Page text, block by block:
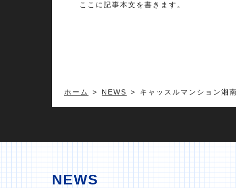
ここに記事本文を書きます。
ホーム NEWS キャッスルマンション湘
NEWS